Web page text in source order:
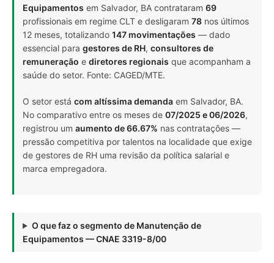
Equipamentos em Salvador, BA contrataram 69
profissionais em regime CLT e desligaram 78 nos últimos
12 meses, totalizando 147 movimentações — dado
essencial para gestores de RH, consultores de
remuneração e diretores regionais que acompanham a
saúde do setor. Fonte: CAGED/MTE.
O setor está com altíssima demanda em Salvador, BA.
No comparativo entre os meses de 07/2025 e 06/2026,
registrou um aumento de 66.67% nas contratações —
pressão competitiva por talentos na localidade que exige
de gestores de RH uma revisão da política salarial e
marca empregadora.
O que faz o segmento de Manutenção de
Equipamentos — CNAE 3319-8/00